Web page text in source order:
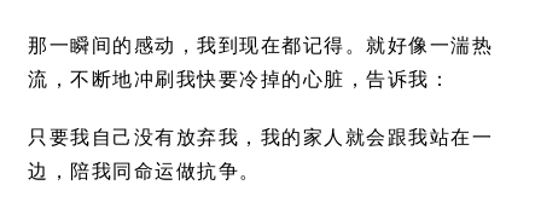
那一瞬间的感动，我到现在都记得。就好像一湍热
流，不断地冲刷我快要冷掉的心脏，告诉我：
只要我自己没有放弃我，我的家人就会跟我站在一
边，陪我同命运做抗争。